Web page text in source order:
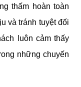
thấm hoàn toàn
và tránh tuyệt đối
luôn cảm thấy
những chuyến